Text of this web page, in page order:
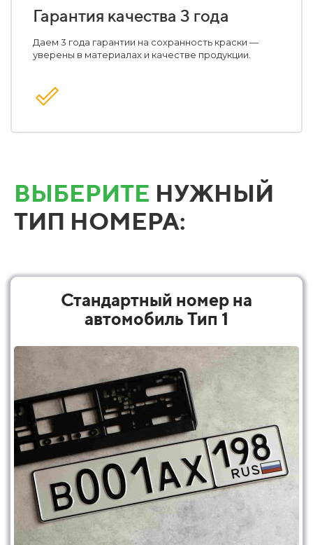
Гарантия качества 3 года
Даем 3 года гарантии на сохранность краски —
уверены в материалах и качестве продукции.
ВЫБЕРИТЕ НУЖНЫЙ
ТИП НОМЕРА:
Стандартный номер на
автомобиль Тип 1